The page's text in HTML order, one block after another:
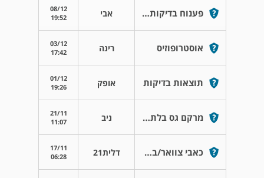
פענוח בדיקות דם של בלוטת התריס אבי
08/12
19:52
אוסטרופוזיס רינה
03/12
17:42
תוצאות בדיקות אופק
01/12
19:26
מרקם גס בלתי אחיד עם זרימת דם מעט מוגברת ניב
21/11
11:07
כאבי צוואר/בלוטת תריס מוגדלת דלית21
17/11
06:28